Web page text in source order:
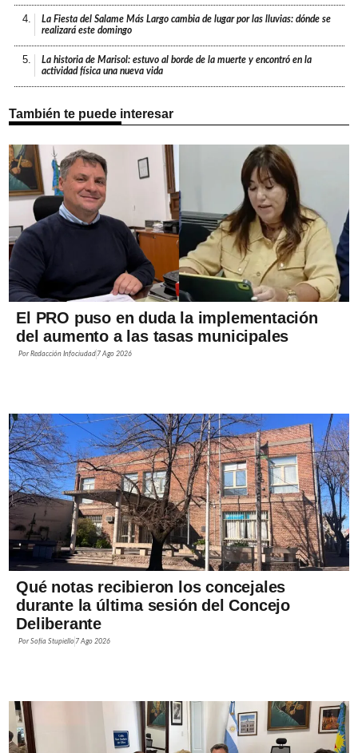
4.
La Fiesta del Salame Más Largo cambia de lugar por las lluvias: dónde se
realizará este domingo
5.
La historia de Marisol: estuvo al borde de la muerte y encontró en la
actividad física una nueva vida
También te puede interesar
El PRO puso en duda la implementación
del aumento a las tasas municipales
PorRedacción Infociudad 7 Ago 2026
Qué notas recibieron los concejales
durante la última sesión del Concejo
Deliberante
PorSofía Stupiello 7 Ago 2026